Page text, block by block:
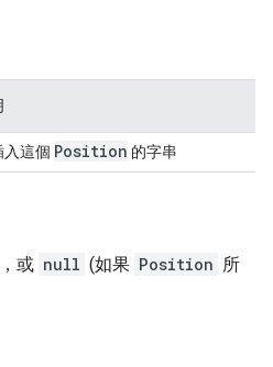
入這個 Position 的字串
或 null (如果 Position 所